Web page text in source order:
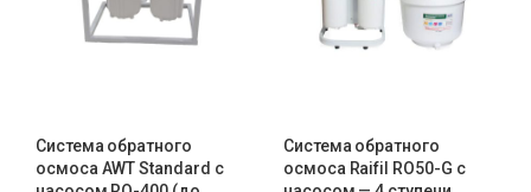
Система обратного
осмоса AWT Standard с
Система обратного
осмоса Raifil RO50-G с